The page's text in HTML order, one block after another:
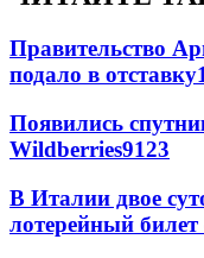
Правительство
подало в отставку
Появились
Wildberries9123
В Италии двое
лотерейный